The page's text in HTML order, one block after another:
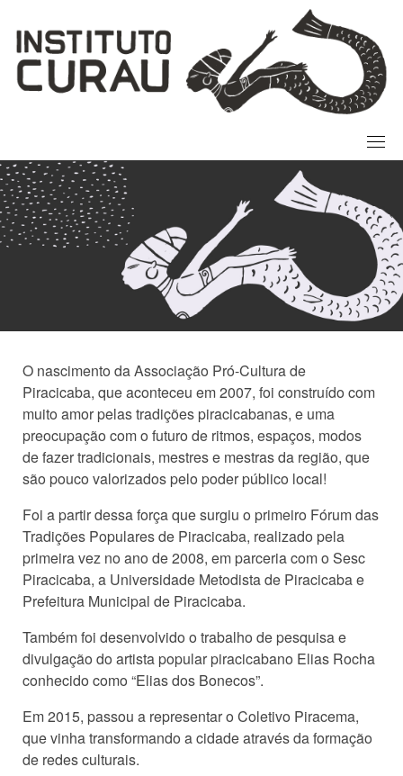
content
O nascimento da Associação Pró-Cultura de
Piracicaba, que aconteceu em 2007, foi construído com
muito amor pelas tradições piracicabanas, e uma
preocupação com o futuro de ritmos, espaços, modos
de fazer tradicionais, mestres e mestras da região, que
são pouco valorizados pelo poder público local!
Foi a partir dessa força que surgiu o primeiro Fórum das
Tradições Populares de Piracicaba, realizado pela
primeira vez no ano de 2008, em parceria com o Sesc
Piracicaba, a Universidade Metodista de Piracicaba e
Prefeitura Municipal de Piracicaba.
Também foi desenvolvido o trabalho de pesquisa e
divulgação do artista popular piracicabano Elias Rocha
conhecido como “Elias dos Bonecos”.
Em 2015, passou a representar o Coletivo Piracema,
que vinha transformando a cidade através da formação
de redes culturais.